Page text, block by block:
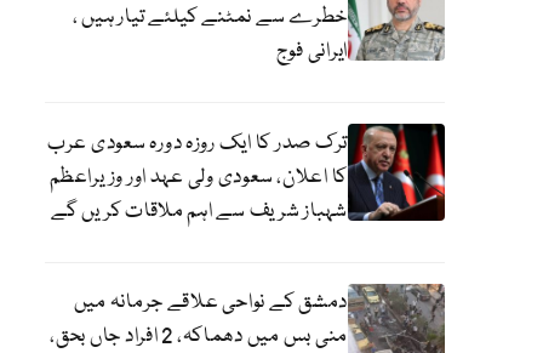
خطرے سے نمٹنے کیلئے تیار ہیں ،
ایرانی فوج
ترک صدر کا ایک روزہ دورہ سعودی عرب
کا اعلان، سعودی ولی عہد اور وزیراعظم
شہباز شریف سے اہم ملاقات کریں گے
دمشق کے نواحی علاقے جرمانہ میں
منی بس میں دھماکہ، 2 افراد جاں بحق،